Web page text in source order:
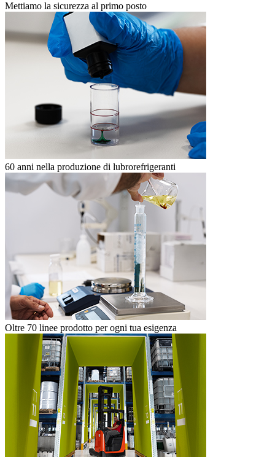
Mettiamo la sicurezza al primo posto
60 anni nella produzione di lubrorefrigeranti
Oltre 70 linee prodotto per ogni tua esigenza